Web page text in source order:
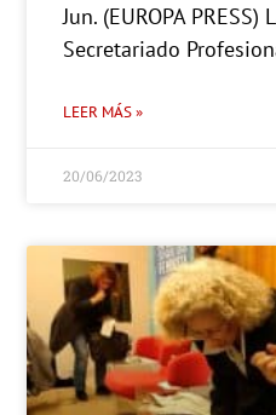
Jun. (EUROPA
Secretariado
LEER MÁS »
20/06/2023